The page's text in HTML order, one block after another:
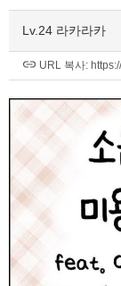
Lv.24 라카라카
URL 복사: